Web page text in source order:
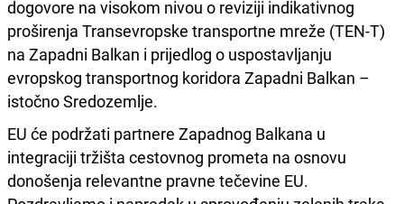
dogovore na visokom nivou o reviziji indikativnog
proširenja Transevropske transportne mreže (TEN-T)
na Zapadni Balkan i prijedlog o uspostavljanju
evropskog transportnog koridora Zapadni Balkan –
istočno Sredozemlje.
EU će podržati partnere Zapadnog Balkana u
integraciji tržišta cestovnog prometa na osnovu
donošenja relevantne pravne tečevine EU.